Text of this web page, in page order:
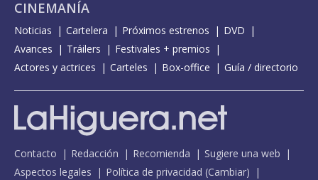
CINEMANÍA
Noticias Cartelera Próximos estrenos
DVD
Avances
Tráilers
Festivales + premios
Actores y actrices
Carteles Box-office Guía / directorio
Contacto Redacción Recomienda
Sugiere una web
Aspectos legales
Política de privacidad (Cambiar)